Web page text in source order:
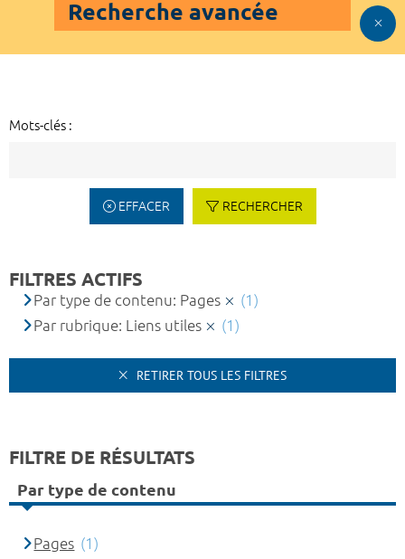
Recherche avancée
Mots-clés :
EFFACER RECHERCHER
FILTRES ACTIFS
Par type de contenu: Pages
(1)
Par rubrique: Liens utiles
(1)
RETIRER TOUS LES FILTRES
FILTRE DE RÉSULTATS
Par type de contenu
Pages (1)